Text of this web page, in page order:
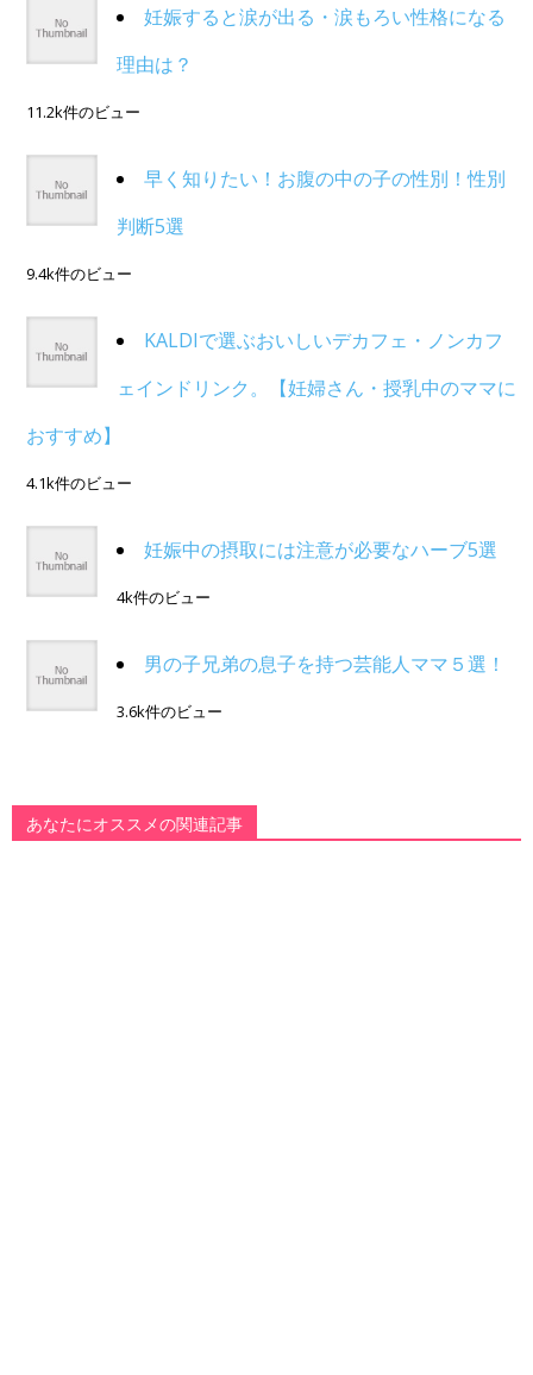
妊娠すると涙が出る・涙もろい性格になる
理由は？
11.2k件のビュー
早く知りたい！お腹の中の子の性別！性別
判断5選
9.4k件のビュー
KALDIで選ぶおいしいデカフェ・ノンカフ
ェインドリンク。【妊婦さん・授乳中のママに
おすすめ】
4.1k件のビュー
妊娠中の摂取には注意が必要なハーブ5選
4k件のビュー
男の子兄弟の息子を持つ芸能人ママ５選！
3.6k件のビュー
あなたにオススメの関連記事